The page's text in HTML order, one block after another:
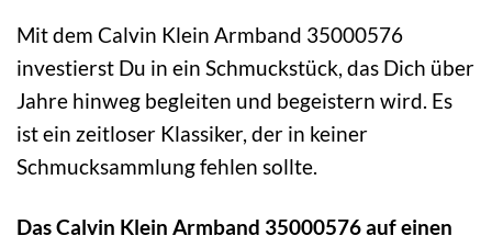
Mit dem Calvin Klein Armband 35000576
investierst Du in ein Schmuckstück, das Dich über
Jahre hinweg begleiten und begeistern wird. Es
ist ein zeitloser Klassiker, der in keiner
Schmucksammlung fehlen sollte.
Das Calvin Klein Armband 35000576 auf einen